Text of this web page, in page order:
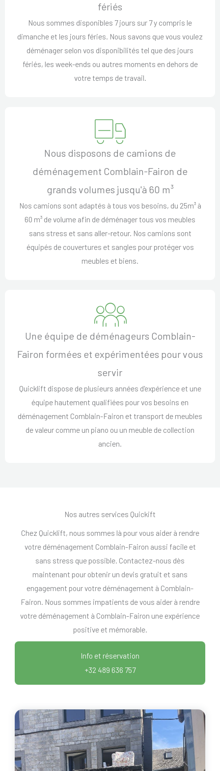
fériés
Nous sommes disponibles 7 jours sur 7 y compris le
dimanche et les jours féries. Nous savons que vous voulez
déménager selon vos disponibilités tel que des jours
fériés, les week-ends ou autres moments en dehors de
votre temps de travail.
Nous disposons de camions de
déménagement Comblain-Fairon de
grands volumes jusqu'à 60 m³
Nos camions sont adaptés à tous vos besoins, du 25m³ à
60 m³ de volume afin de déménager tous vos meubles
sans stress et sans aller-retour. Nos camions sont
équipés de couvertures et sangles pour protéger vos
meubles et biens.
Une équipe de déménageurs Comblain-
Fairon formées et expérimentées pour vous
servir
Quicklift dispose de plusieurs années d'expérience et une
équipe hautement qualifiées pour vos besoins en
déménagement Comblain-Fairon et transport de meubles
de valeur comme un piano ou un meuble de collection
ancien.
Nos autres services Quickift
Chez Quicklift, nous sommes là pour vous aider à rendre
votre déménagement Comblain-Fairon aussi facile et
sans stress que possible. Contactez-nous dès
maintenant pour obtenir un devis gratuit et sans
engagement pour votre déménagement à Comblain-
Fairon. Nous sommes impatients de vous aider à rendre
votre déménagement à Comblain-Fairon une expérience
positive et mémorable.
Info et réservation
+32 489 636 757